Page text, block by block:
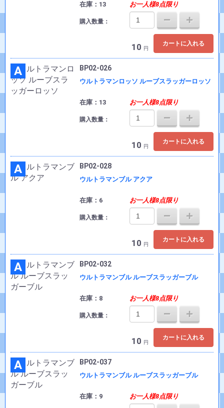
在庫：13 お一人様8点限り
購入数量：
10 円
カートに入れる
A BP02-026
ウルトラマンロッソ ルーブスラッガーロッソ
在庫：13 お一人様8点限り
購入数量：
10 円
カートに入れる
A BP02-028
ウルトラマンブル アクア
在庫：6 お一人様8点限り
購入数量：
10 円
カートに入れる
A BP02-032
ウルトラマンブル ルーブスラッガーブル
在庫：8 お一人様8点限り
購入数量：
10 円
カートに入れる
A BP02-037
ウルトラマンブル ルーブスラッガーブル
在庫：9 お一人様8点限り